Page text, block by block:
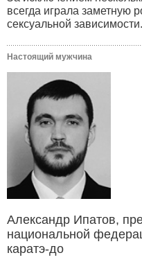
всегда играла заметную
сексуальной зависимости.
Настоящий мужчина
Александр Ипатов,
национальной
каратэ-до